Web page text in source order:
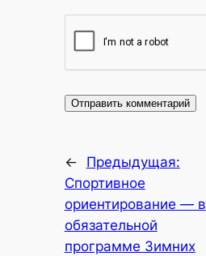
←
Предыдущая:
Спортивное
ориентирование — в
обязательной
программе Зимних